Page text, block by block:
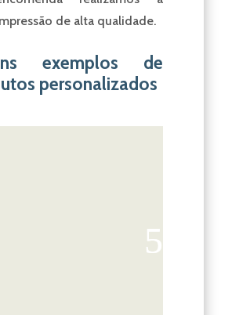
de alta qualidade.
exemplos de
personalizados